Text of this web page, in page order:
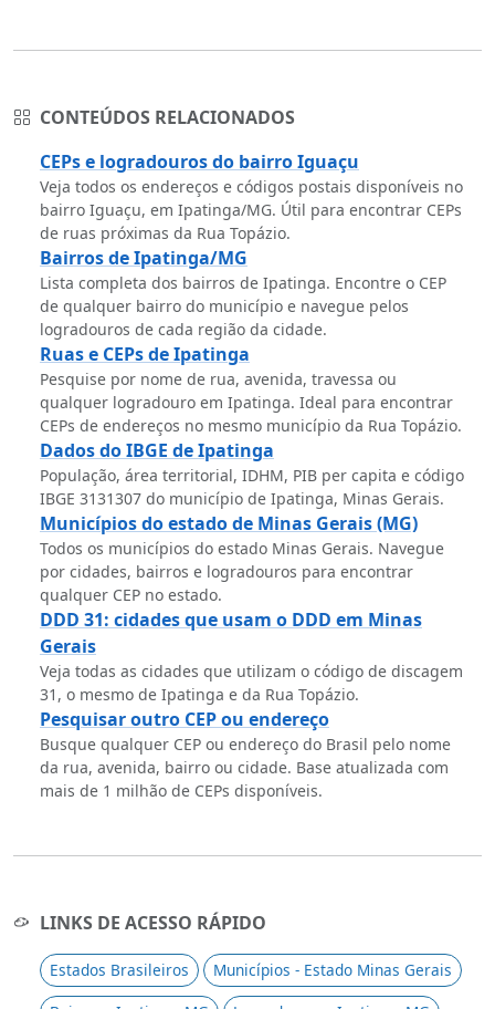
CONTEÚDOS RELACIONADOS
CEPs e logradouros do bairro Iguaçu
Veja todos os endereços e códigos postais disponíveis no
bairro Iguaçu, em Ipatinga/MG. Útil para encontrar CEPs
de ruas próximas da Rua Topázio.
Bairros de Ipatinga/MG
Lista completa dos bairros de Ipatinga. Encontre o CEP
de qualquer bairro do município e navegue pelos
logradouros de cada região da cidade.
Ruas e CEPs de Ipatinga
Pesquise por nome de rua, avenida, travessa ou
qualquer logradouro em Ipatinga. Ideal para encontrar
CEPs de endereços no mesmo município da Rua Topázio.
Dados do IBGE de Ipatinga
População, área territorial, IDHM, PIB per capita e código
IBGE 3131307 do município de Ipatinga, Minas Gerais.
Municípios do estado de Minas Gerais (MG)
Todos os municípios do estado Minas Gerais. Navegue
por cidades, bairros e logradouros para encontrar
qualquer CEP no estado.
DDD 31: cidades que usam o DDD em Minas
Gerais
Veja todas as cidades que utilizam o código de discagem
31, o mesmo de Ipatinga e da Rua Topázio.
Pesquisar outro CEP ou endereço
Busque qualquer CEP ou endereço do Brasil pelo nome
da rua, avenida, bairro ou cidade. Base atualizada com
mais de 1 milhão de CEPs disponíveis.
LINKS DE ACESSO RÁPIDO
Estados Brasileiros
Municípios - Estado Minas Gerais